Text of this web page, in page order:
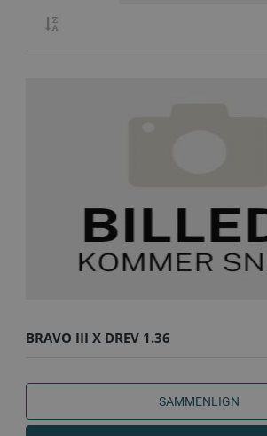
BRAVO III X DREV 1.36
SAMMENLIGN